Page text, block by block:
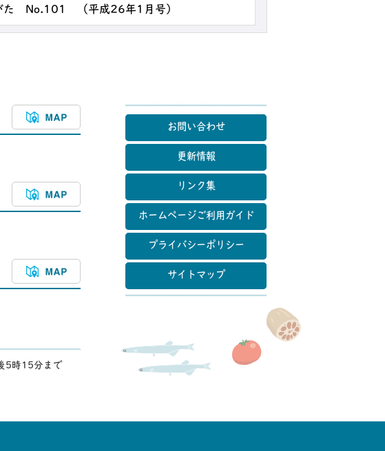
た No.101 （平成26年1月号）
マップ
5時15分まで
お問い合わせ
更新情報
リンク集
ホームページご利用ガイド
プライバシーポリシー
サイトマップ